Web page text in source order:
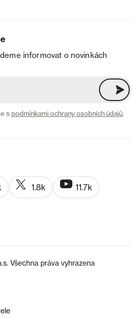
informovat o novinkách
spodmínkami ochrany osobních údajů.
1.8k 11.7k
Všechna práva vyhrazena